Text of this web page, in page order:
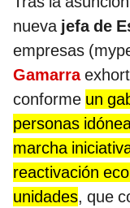
nueva jefa de
empresas
Gamarra
conforme un
personas
marcha
reactivación
unidades, que